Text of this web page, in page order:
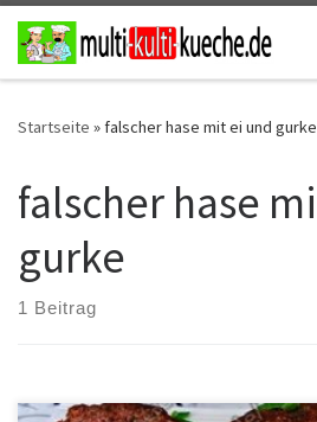
Zum Inhalt springen
Startseite »falscher hase mit ei und gurke
falscher hase
gurke
1 Beitrag